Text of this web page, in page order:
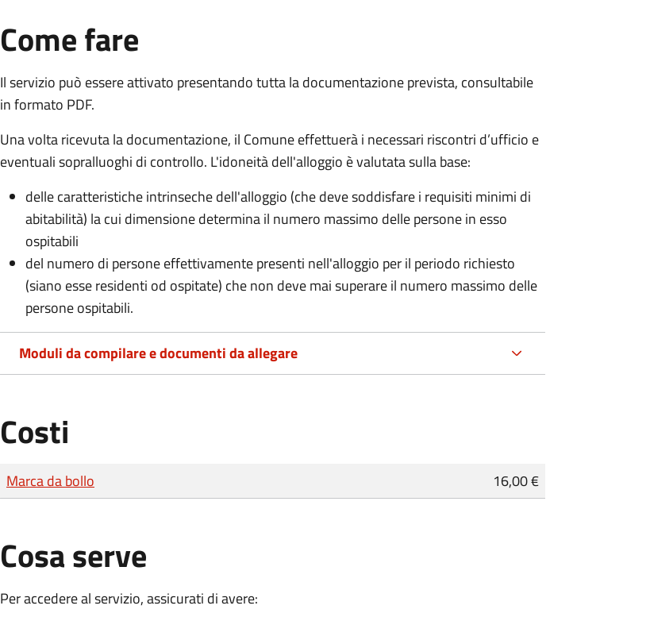
Come fare
Il servizio può essere attivato presentando tutta la documentazione prevista, consultabile
in formato PDF.
Una volta ricevuta la documentazione, il Comune effettuerà i necessari riscontri d’ufficio e
eventuali sopralluoghi di controllo. L'idoneità dell'alloggio è valutata sulla base:
delle caratteristiche intrinseche dell'alloggio (che deve soddisfare i requisiti minimi di
abitabilità) la cui dimensione determina il numero massimo delle persone in esso
ospitabili
del numero di persone effettivamente presenti nell'alloggio per il periodo richiesto
(siano esse residenti od ospitate) che non deve mai superare il numero massimo delle
persone ospitabili.
Moduli da compilare e documenti da allegare
Costi
Tipo di pagamento
Importo
Marca da bollo 16,00 €
Cosa serve
Per accedere al servizio, assicurati di avere: